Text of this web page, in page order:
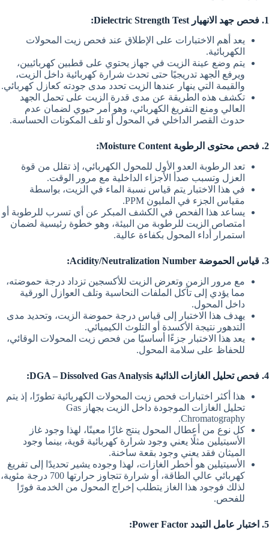
1. فحص جهد الانهيار Dielectric Strength Test:
يعد أهم الاختبارات على الإطلاق عند فحص زيت المحولات
الكهربائية.
يتم وضع عينة الزيت في جهاز يحتوي على قطبين كهربائيين،
ويرفع الجهد تدريجيًا حتى تحدث شرارة كهربائية داخل الزيت،
والقيمة التي ينهار عندها الزيت تحدد مدى جودته كعازل كهربائي.
تكشف هذه الطريقة عن مدى قدرة الزيت على تحمل الجهد
العالي ومنع التفريغ الكهربائي، وهو أمر حيوي لضمان عدم
حدوث القصر الداخلي في المحول أو تلف المكونات الحساسة.
2. فحص محتوى الرطوبة Moisture Content:
تعد الرطوبة العدو الأول للمحول الكهربائي، إذ تقلل من قوة
العزل وتسبب صدأ الأجزاء الداخلية مع مرور الوقت.
في هذا الاختبار يتم قياس نسبة الماء في الزيت، بواسطة
مقياس الجزء في المليون PPM.
يساعد هذا الفحص في الكشف المبكر عن أي تسرب للرطوبة أو
امتصاص الزيت للرطوبة من البيئة، وهو خطوة رئيسية لضمان
استمرار أداء المحول بكفاءة عالية.
3. قياس الحموضة Acidity/Neutralization Number:
مع مرور الزمن وتعرض الزيت للأكسجين تزداد درجة حموضته،
مما يؤدي إلى تآكل الملفات النحاسية وتلف العوازل الورقية
داخل المحول.
يهدف هذا الاختبار إلى قياس درجة حموضة الزيت، وتحديد مدى
التدهور نتيجة الأكسدة أو التلوث الكيميائي.
يعد هذا الاختبار جزءًا أساسيًا من فحص زيت المحولات الوقائي،
للحفاظ على سلامة المحول.
4. فحص تحليل الغازات الذائبة DGA – Dissolved Gas Analysis:
هذا أكثر اختبارات فحص زيت المحولات الكهربائية تطورًا، إذ يتم
تحليل الغازات الموجودة داخل الزيت بجهاز Gas
Chromatography.
كل نوع من أعطال المحول ينتج غازًا معينًا، لهذا وجود غاز
الأسيتيلين مثلًا يعني وجود شرارة كهربائية قوية، بينما وجود
الميثان فقد يعني وجود بقعة ساخنة.
الأسيتيلين هو أخطر الغازات، لهذا وجوده يشير تحديدًا إلى تفريغ
كهربائي عالي الطاقة، أو شرارة تتجاوز حرارتها 700 درجة مئوية،
لذلك فوجود هذا الغاز يتطلب إخراج المحول من الخدمة فورًا
للفحص.
5. اختبار عامل التبدد Power Factor: